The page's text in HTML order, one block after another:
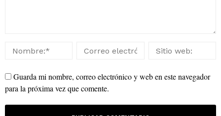
Guarda mi nombre, correo electrónico y web en este navegador
para la próxima vez que comente.